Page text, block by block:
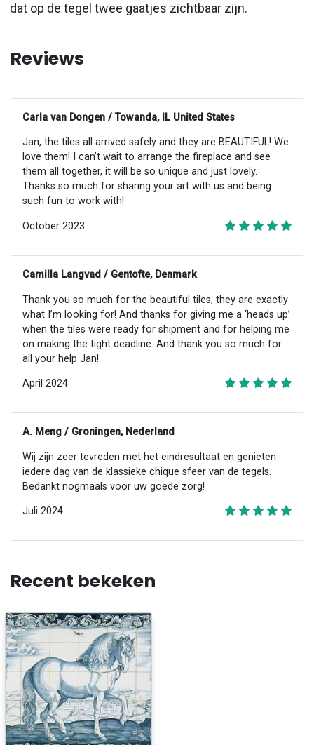
dat op de tegel twee gaatjes zichtbaar zijn.
Reviews
Carla van Dongen / Towanda, IL United States
Jan, the tiles all arrived safely and they are BEAUTIFUL! We
love them! I can’t wait to arrange the fireplace and see
them all together, it will be so unique and just lovely.
Thanks so much for sharing your art with us and being
such fun to work with!
October 2023
Camilla Langvad / Gentofte, Denmark
Thank you so much for the beautiful tiles, they are exactly
what I’m looking for! And thanks for giving me a ‘heads up’
when the tiles were ready for shipment and for helping me
on making the tight deadline. And thank you so much for
all your help Jan!
April 2024
A. Meng / Groningen, Nederland
Wij zijn zeer tevreden met het eindresultaat en genieten
iedere dag van de klassieke chique sfeer van de tegels.
Bedankt nogmaals voor uw goede zorg!
Juli 2024
Recent bekeken